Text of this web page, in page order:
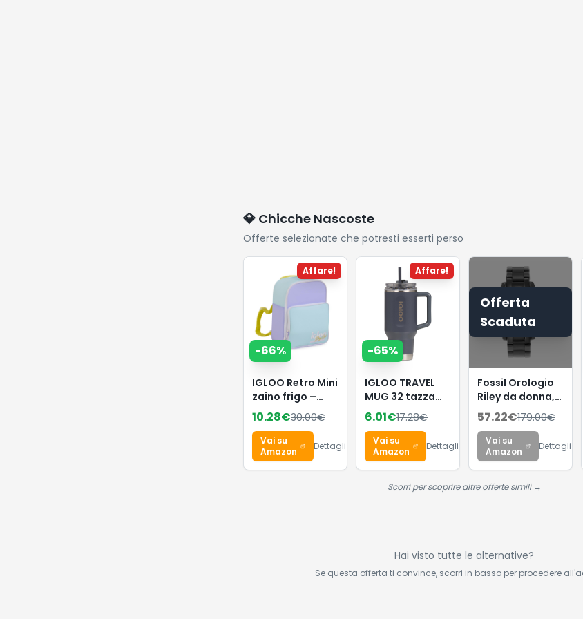
💎 Chicche Nascoste
Offerte selezionate che potresti esserti perso
Affare!
-66%
IGLOO Retro Mini
zaino frigo –
borsa termica
9 L, design retrò,
zaino leggero
per spiaggia,
picnic,
10.28€30.00€
Vai su
Amazon
Dettagli
Affare!
-65%
IGLOO TRAVEL
MUG 32 tazza
termica 900ml in
acciaio inox con
cannuccia –
borraccia
ermetica adatta
gassate, senza
fredde, perfetta
fuori casa
6.01€17.28€
Vai su
Amazon
Dettagli
Offerta
Scaduta
Fossil Orologio
Riley da donna,
movimento al
quarzo
multifunzione,
cassa in acciaio
inossidabile
con bracciale in
57.22€179.00€
Vai su
Amazon
Dettagli
Scorri per scoprire altre offerte simili →
Hai visto tutte le alternative?
Se questa offerta ti convince, scorri in basso per procedere